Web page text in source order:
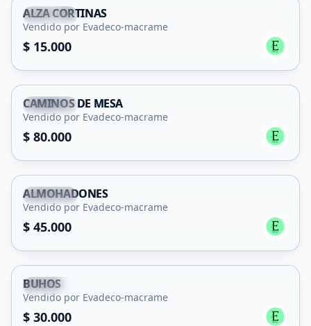
Capital
ALZA CORTINAS
Vendido por Evadeco-macrame
$ 15.000
Capital
CAMINOS DE MESA
Vendido por Evadeco-macrame
$ 80.000
Capital
ALMOHADONES
Vendido por Evadeco-macrame
$ 45.000
Capital
BUHOS
Vendido por Evadeco-macrame
$ 30.000